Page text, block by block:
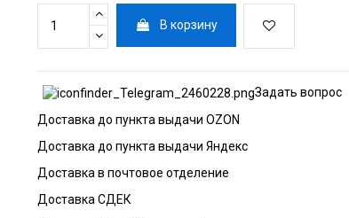
В корзину
Задать вопрос
Доставка до пункта выдачи OZON
Доставка до пункта выдачи Яндекс
Доставка в почтовое отделение
Доставка СДЕК